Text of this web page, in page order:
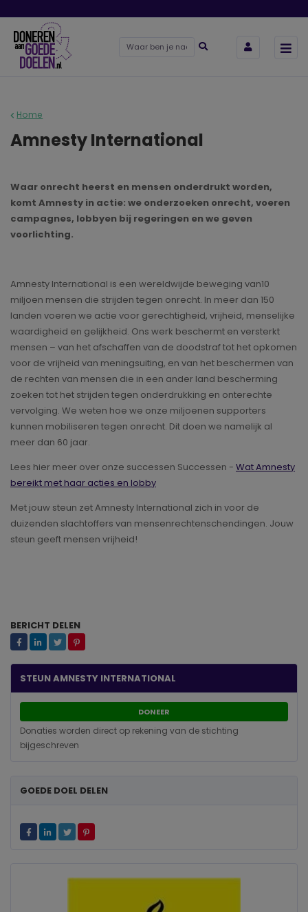
Home
Amnesty International
Waar onrecht heerst en mensen onderdrukt worden,
komt Amnesty in actie: we onderzoeken onrecht, voeren
campagnes, lobbyen bij regeringen en we geven
voorlichting.
Amnesty International is een wereldwijde beweging van10
miljoen mensen die strijden tegen onrecht. In meer dan 150
landen voeren we actie voor gerechtigheid, vrijheid, menselijke
waardigheid en gelijkheid. Ons werk beschermt en versterkt
mensen – van het afschaffen van de doodstraf tot het opkomen
voor de vrijheid van meningsuiting, en van het beschermen van
de rechten van mensen die in een ander land bescherming
zoeken tot het strijden tegen onderdrukking en onterechte
vervolging. We weten hoe we onze miljoenen supporters
kunnen mobiliseren tegen onrecht. Dit doen we namelijk al
meer dan 60 jaar.
Lees hier meer over onze successen Successen - Wat Amnesty
bereikt met haar acties en lobby
Met jouw steun zet Amnesty International zich in voor de
duizenden slachtoffers van mensenrechtenschendingen. Jouw
steun geeft mensen vrijheid!
BERICHT DELEN
STEUN AMNESTY INTERNATIONAL
DONEER
Donaties worden direct op rekening van de stichting
bijgeschreven
GOEDE DOEL DELEN